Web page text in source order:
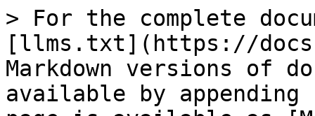
> For the complete
[llms.txt](https://
Markdown versions of
available by